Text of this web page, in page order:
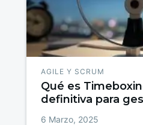
AGILE Y SCRUM
Qué es
definitiva para
6 Marzo, 2025